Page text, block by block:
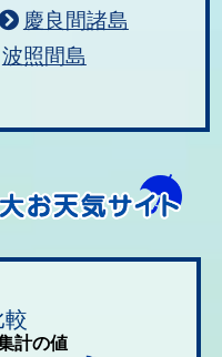
慶良間諸島
波照間島
計の値